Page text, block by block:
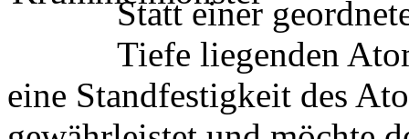
Statt einer
Tiefe liegenden
eine Standfestigkeit des